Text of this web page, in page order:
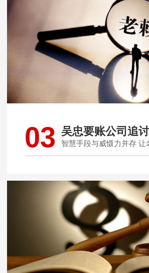
03 吴忠要账公司追
智慧手段与威慑力并存 让